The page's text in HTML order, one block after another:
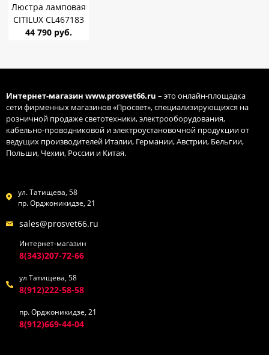
Люстра ламповая
CITILUX CL467183
Эмир E27 75W *8
44 790 руб.
Интернет-магазин www.prosvet66.ru – это онлайн-площадка
сети фирменных магазинов «Просвет», специализирующихся на
розничной продаже светотехники, электрооборудования,
кабельно-проводниковой и электроустановочной продукции от
ведущих производителей Италии, Германии, Австрии, Бельгии,
Польши, Чехии, России и Китая.
ул. Татищева, 58
пр. Орджоникидзе, 21
sales@prosvet66.ru
Интернет-магазин
8(343)207-72-66
ул Татищева, 58
8(912)222-58-58
пр. Орджоникидзе, 21
8(912)669-44-04